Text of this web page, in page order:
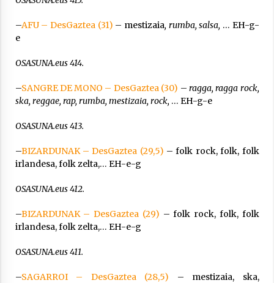
–AFU – DesGaztea (31) – mestizaia, rumba, salsa, … EH-g-
e
OSASUNA.eus 414.
–SANGRE DE MONO – DesGaztea (30) – ragga, ragga rock,
ska, reggae, rap, rumba, mestizaia, rock, … EH-g-e
OSASUNA.eus 413.
–BIZARDUNAK – DesGaztea (29,5) – folk rock, folk, folk
irlandesa, folk zelta,… EH-e-g
OSASUNA.eus 412.
–BIZARDUNAK – DesGaztea (29) – folk rock, folk, folk
irlandesa, folk zelta,… EH-e-g
OSASUNA.eus 411.
–SAGARROI – DesGaztea (28,5) – mestizaia, ska,